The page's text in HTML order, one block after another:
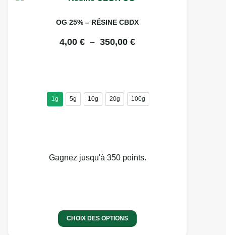
OG 25% – RÉSINE CBDX
4,00 € – 350,00 €
1g 5g 10g 20g 100g
Gagnez jusqu'à 350 points.
CHOIX DES OPTIONS